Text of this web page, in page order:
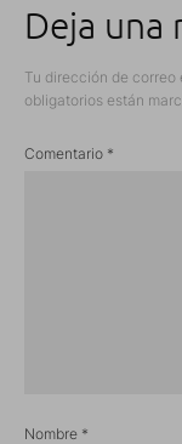
Deja una
Tu dirección de correo
obligatorios están
Comentario *
Nombre *